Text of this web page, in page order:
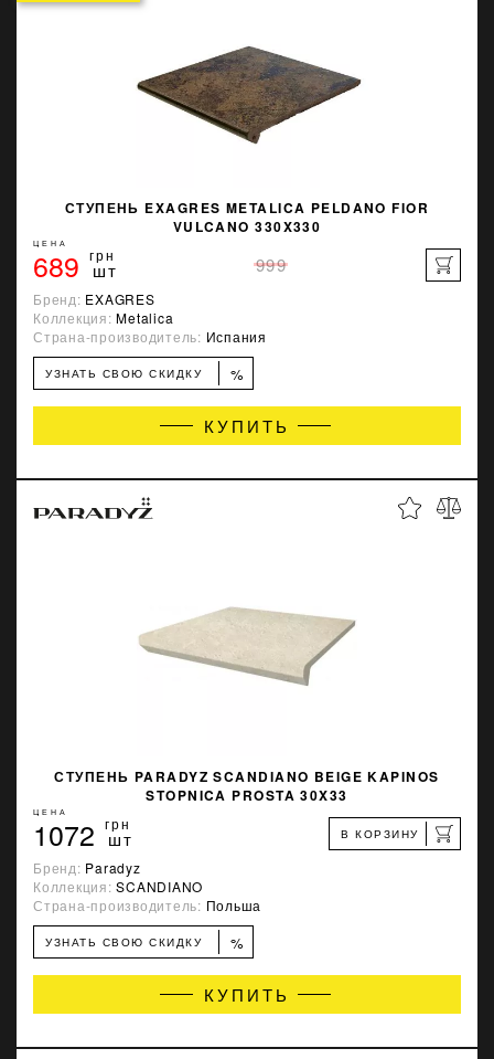
СТУПЕНЬ EXAGRES METALICA PELDANO FIOR
VULCANO 330X330
ЦЕНА
689 грн
шт 999
Бренд: EXAGRES
Коллекция:Metalica
Страна-производитель: Испания
УЗНАТЬ СВОЮ СКИДКУ %
КУПИТЬ
СТУПЕНЬ PARADYZ SCANDIANO BEIGE KAPINOS
STOPNICA PROSTA 30X33
ЦЕНА
1072 грн
шт В КОРЗИНУ
Бренд: Paradyz
Коллекция:SCANDIANO
Страна-производитель: Польша
УЗНАТЬ СВОЮ СКИДКУ %
КУПИТЬ